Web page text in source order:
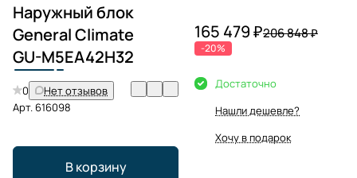
Наружный блок
General Climate
GU-M5EA42H32
0
Нет отзывов
Арт.616098
В корзину
165 479 ₽206 848 ₽
-20%
Достаточно
Нашли дешевле?
Хочу в подарок